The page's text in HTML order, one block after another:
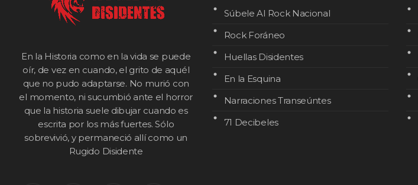
En la Historia como en la vida se puede
oír, de vez en cuando, el grito de aquél
que no pudo adaptarse. No murió con
el momento, ni sucumbió ante el horror
que la historia suele dibujar cuando es
escrita por los más fuertes. Sólo
sobrevivió, y permaneció allí como un
Rugido Disidente
Súbele Al Rock Nacional
Rock Foráneo
Huellas Disidentes
En la Esquina
Narraciones Transeúntes
71 Decibeles